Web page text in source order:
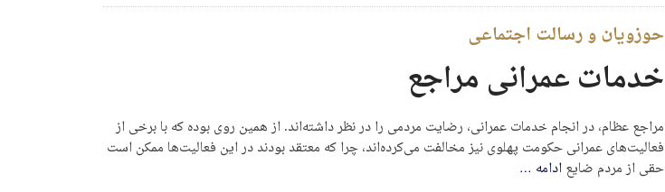
حوزویان و رسالت اجتماعی
خدمات عمرانی مراجع
مراجع عظام، در انجام خدمات عمرانی، رضایت مردمی را در نظر داشته‌اند. از همین روی بوده که با برخی از
فعالیت‌های عمرانی حکومت پهلوی نیز مخالفت می‌کرده‌‌اند، چرا که معتقد بودند در این فعالیت‌ها ممکن است
حقی از مردم ضایعادامه …